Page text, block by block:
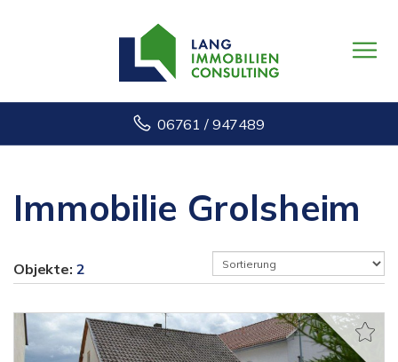
06761 / 947489
Immobilie Grolsheim
Objekte: 2